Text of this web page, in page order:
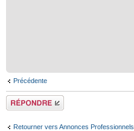
Précédente
Répondre
Retourner vers Annonces Professionnels